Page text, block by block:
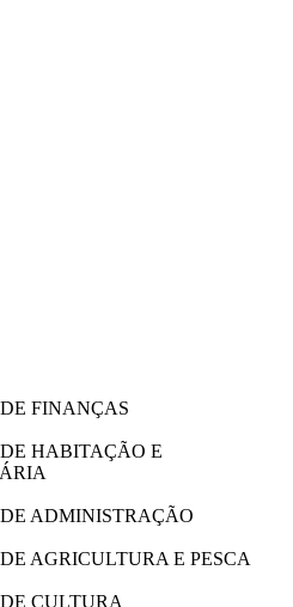
FINANÇAS
HABITAÇÃO E
ADMINISTRAÇÃO
AGRICULTURA E PESCA
CULTURA